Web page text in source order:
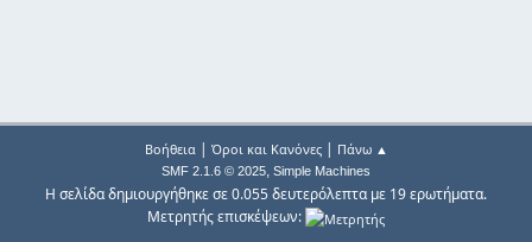
Βοήθεια| Όροι και Κανόνες| Πάνω ▲
SMF 2.1.6 © 2025, Simple Machines
Η σελίδα δημιουργήθηκε σε 0.055 δευτερόλεπτα με 19 ερωτήματα.
Μετρητής επισκέψεων: